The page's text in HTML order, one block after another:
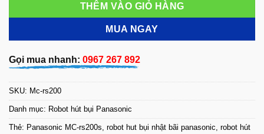
THÊM VÀO GIỎ HÀNG
MUA NGAY
Gọi mua nhanh: 0967 267 892
SKU: Mc-rs200
Danh mục: Robot hút bụi Panasonic
Thẻ: Panasonic MC-rs200s, robot hut bụi nhật bãi panasonic, robot hút